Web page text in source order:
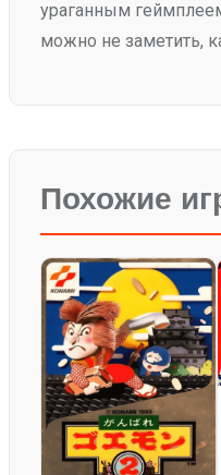
ураганным
можно не заметить,
Похожие